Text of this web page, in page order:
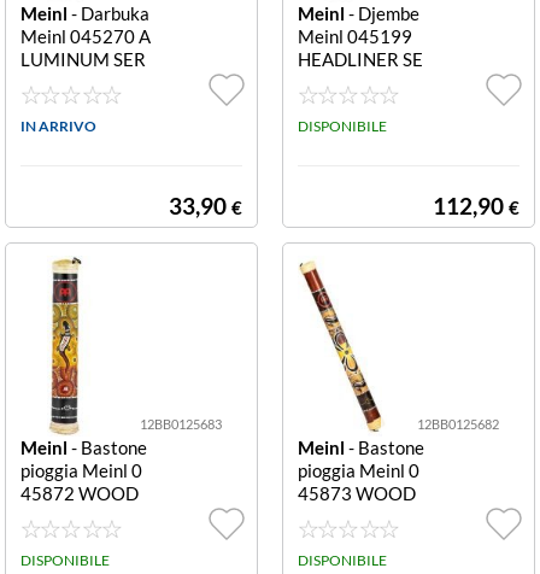
Meinl - Darbuka
Meinl 045270 A
LUMINUM SER
IES He 102 Silv
er He 102
IN ARRIVO
33,90 €
Meinl - Djembe
Meinl 045199
HEADLINER SE
RIES Hdj1 M Bl
ack Hdj1 M
DISPONIBILE
112,90 €
12BB0125683
Meinl - Bastone
pioggia Meinl 0
45872 WOOD
SERIES Rainstic
k Rs1Bk S Black
Rainstick Rs1B
DISPONIBILE
12BB0125682
Meinl - Bastone
pioggia Meinl 0
45873 WOOD
SERIES Rainstic
k Rs1R M Red R
ainstick Rs1R M
DISPONIBILE